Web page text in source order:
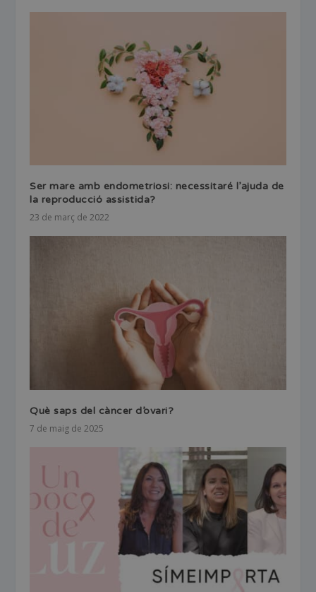
Ser mare amb endometriosi: necessitaré l’ajuda de
la reproducció assistida?
23 de març de 2022
Què saps del càncer d’ovari?
7 de maig de 2025